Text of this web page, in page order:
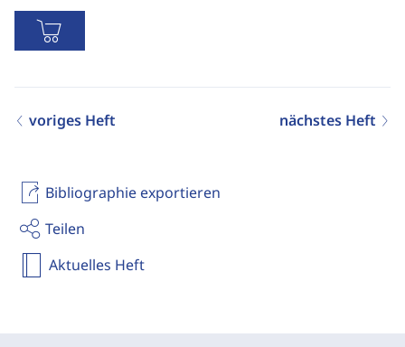
Bibliographie exportieren
Teilen
Aktuelles Heft
voriges Heft nächstes Heft